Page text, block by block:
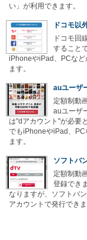
い」が利用できます。
ドコモ以
ドコモ回
すること
iPhoneやiPad、PCなど
ます。
auユーザ
定額制動
auユーザ
は"dアカウント"が必要
でもiPhoneやiPad、PC
ます。
ソフトバ
定額制動
登録でき
なりますが、ソフトバ
アカウントで発行できま